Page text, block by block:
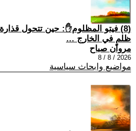
(8) فيتو المظلوم✋: حين تتحول
ظلمٍ في الخارج …
مروان صباح
2026 / 8 / 8
مواضيع وابحاث سياسية